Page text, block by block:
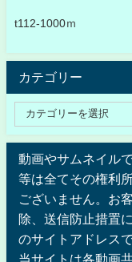
t112-1000ｍ
カテゴリー
動画やサムネイル
等は全てその権利
ございません。お
除、送信防止措置
のサイトアドレス
当サイトは各動画